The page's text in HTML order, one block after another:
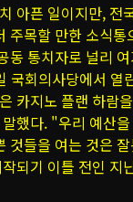
아픈 일이지만, 전
주목할 만한 소식
동 통치자로 널리
국회의사당에서 열
카지노 플랜 하람
했다. "우리 예산
것들을 여는 것은
되기 이틀 전인 지